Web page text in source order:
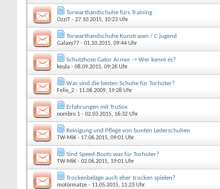
Torwarthandschuhe fürs Training
OzziT - 27.10.2015, 10:23 Uhr
Torwarthandschuhe Kunstrasen / C jugend
Galaxy77 - 01.10.2015, 09:44 Uhr
Schutzhose Gator Armor -> Wer kennt es?
keula - 08.09.2015, 09:26 Uhr
Was sind die besten Schuhe für Torhüter?
Felix_2 - 11.06.2009, 19:28 Uhr
Erfahrungen mit TruSox
nombro 1 - 02.03.2015, 16:32 Uhr
Reinigung und Pflege von bunten Lederschuhen
TW-MiK - 17.06.2015, 09:01 Uhr
Sind Speed-Boots was für Torhüter?
TW-MiK - 02.06.2015, 19:01 Uhr
Trockenbeläge auch eher trocken spielen?
motörmatze - 11.05.2015, 11:23 Uhr